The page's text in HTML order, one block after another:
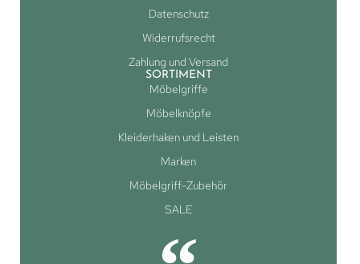
Datenschutz
Widerrufsrecht
Zahlung und Versand
SORTIMENT
Möbelgriffe
Möbelknöpfe
Kleiderhaken und Leisten
Marken
Möbelgriff-Zubehör
SALE